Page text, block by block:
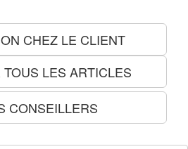
CHEZ LE CLIENT
LES ARTICLES
CONSEILLERS